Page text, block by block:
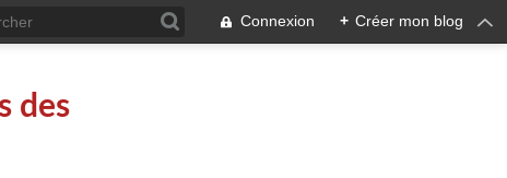
Connexion + Créer mon blog
des